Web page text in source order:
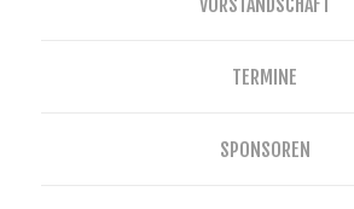
VORSTANDSCHAFT
TERMINE
SPONSOREN